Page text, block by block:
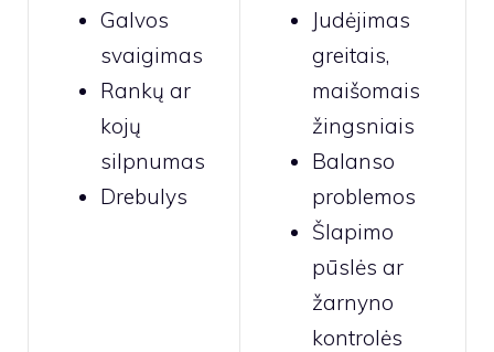
Galvos
svaigimas
Rankų ar
kojų
silpnumas
Drebulys
Judėjimas
greitais,
maišomais
žingsniais
Balanso
problemos
Šlapimo
pūslės ar
žarnyno
kontrolės